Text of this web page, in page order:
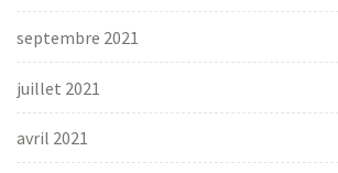
septembre 2021
juillet 2021
avril 2021